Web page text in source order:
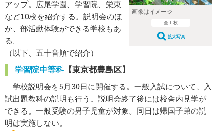
画像はイメージ
全 1 枚
拡大写真
アップ。広尾学園、学習院、栄東
など10校を紹介する。説明会のほ
か、部活動体験ができる学校もあ
る。
（以下、五十音順で紹介）
学習院中等科【東京都豊島区】
学校説明会を5月30日に開催する。一般入試について、入
試出題教科の説明も行う。説明会終了後には校舎内見学が
できる。一般受験の男子児童が対象。同日は帰国子弟の説
明は実施しない。